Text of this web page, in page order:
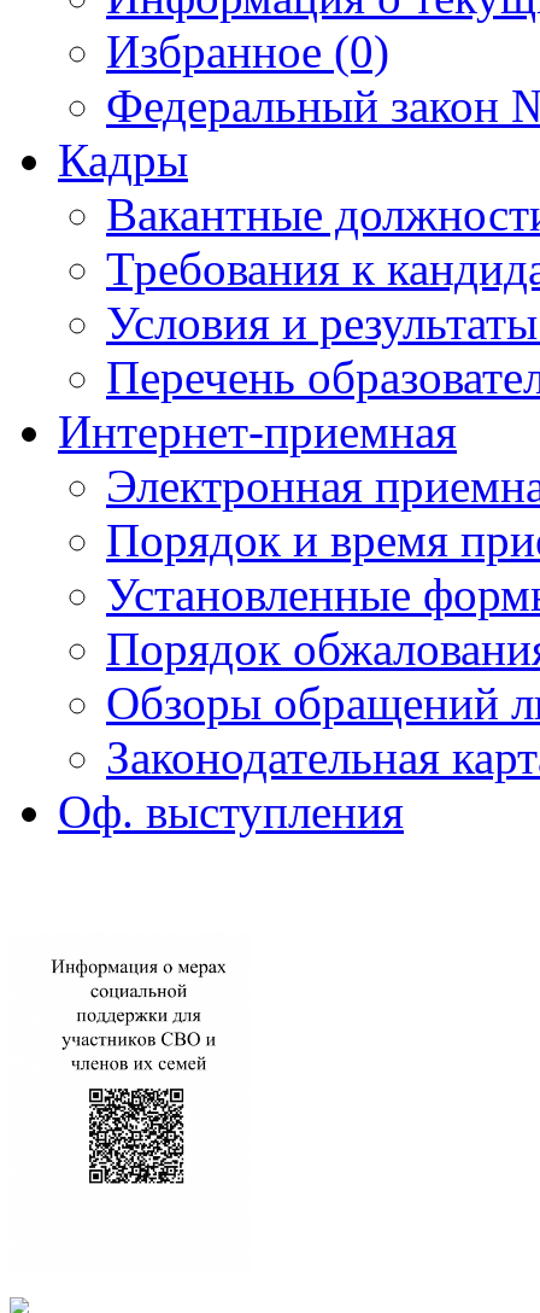
Избранное (0)
Федеральный закон
Кадры
Вакантные
Требования к
Условия и
Перечень
Интернет-приемная
Электронная
Порядок и время
Установленные
Порядок
Обзоры обращений
Законодательная
Оф. выступления